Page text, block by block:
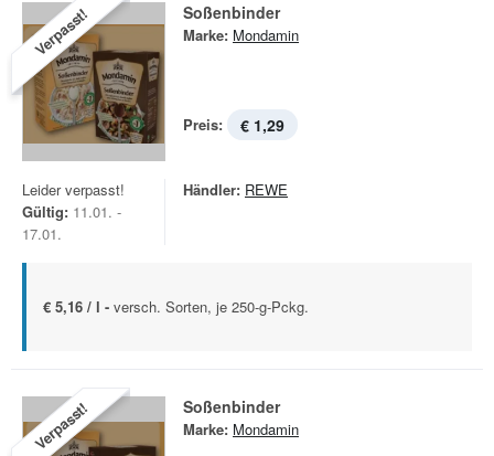
Verpasst! Soßenbinder
Marke: Mondamin
Preis: € 1,29
Leider verpasst!
Gültig: 11.01. -
17.01.
Händler: REWE
€ 5,16 / l - versch. Sorten, je 250-g-Pckg.
Verpasst! Soßenbinder
Marke: Mondamin